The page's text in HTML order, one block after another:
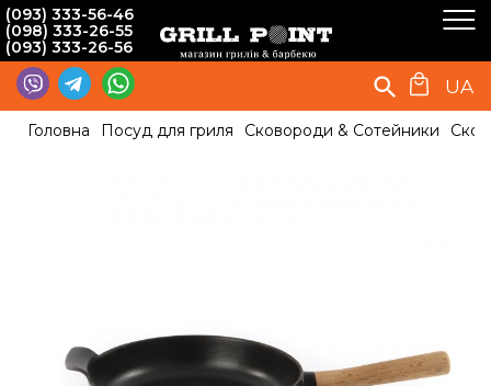
(093) 333-56-46
(098) 333-26-55
(093) 333-26-56
UA
Головна Посуд для гриля Сковороди & Сотейники